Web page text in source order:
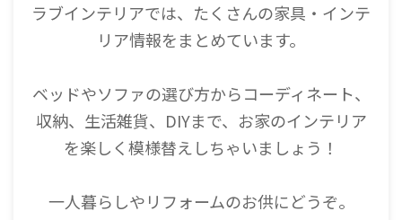
ラブインテリアでは、たくさんの家具・インテ
リア情報をまとめています。
ベッドやソファの選び方からコーディネート、
収納、生活雑貨、DIYまで、お家のインテリア
を楽しく模様替えしちゃいましょう！
一人暮らしやリフォームのお供にどうぞ。